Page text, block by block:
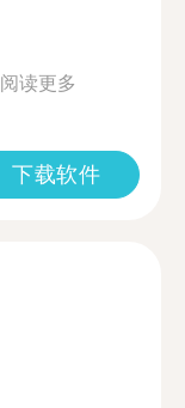
阅读更多
下载软件